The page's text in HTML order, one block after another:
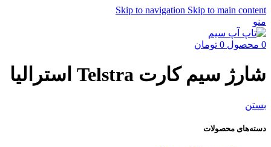
Skip to navigation Skip to main content
منو
0 محصول 0 تومان
شارژ سیم کارت Telstra استرالیا
بستن
دسته‌های محصولات